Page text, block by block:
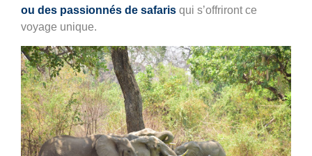
ou des passionnés de safaris qui s’offriront ce
voyage unique.